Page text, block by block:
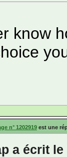
know
n° 1202919 est une
a écrit le